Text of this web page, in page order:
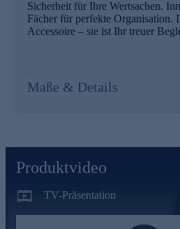
Sicherheit für Ihre Wertsachen.
Fächer für perfekte Organisation.
Accessoire – sie ist Ihr treuer
Maße & Details
Produktvideo
TV-Präsentation